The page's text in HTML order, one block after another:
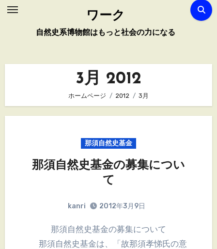
ワーク
自然史系博物館はもっと社会の力になる
3月 2012
ホームページ 2012 3月
那須自然史基金
那須自然史基金の募集につい
て
kanri 2012年3月9日
那須自然史基金の募集について
那須自然史基金は、「故那須孝悌氏の意